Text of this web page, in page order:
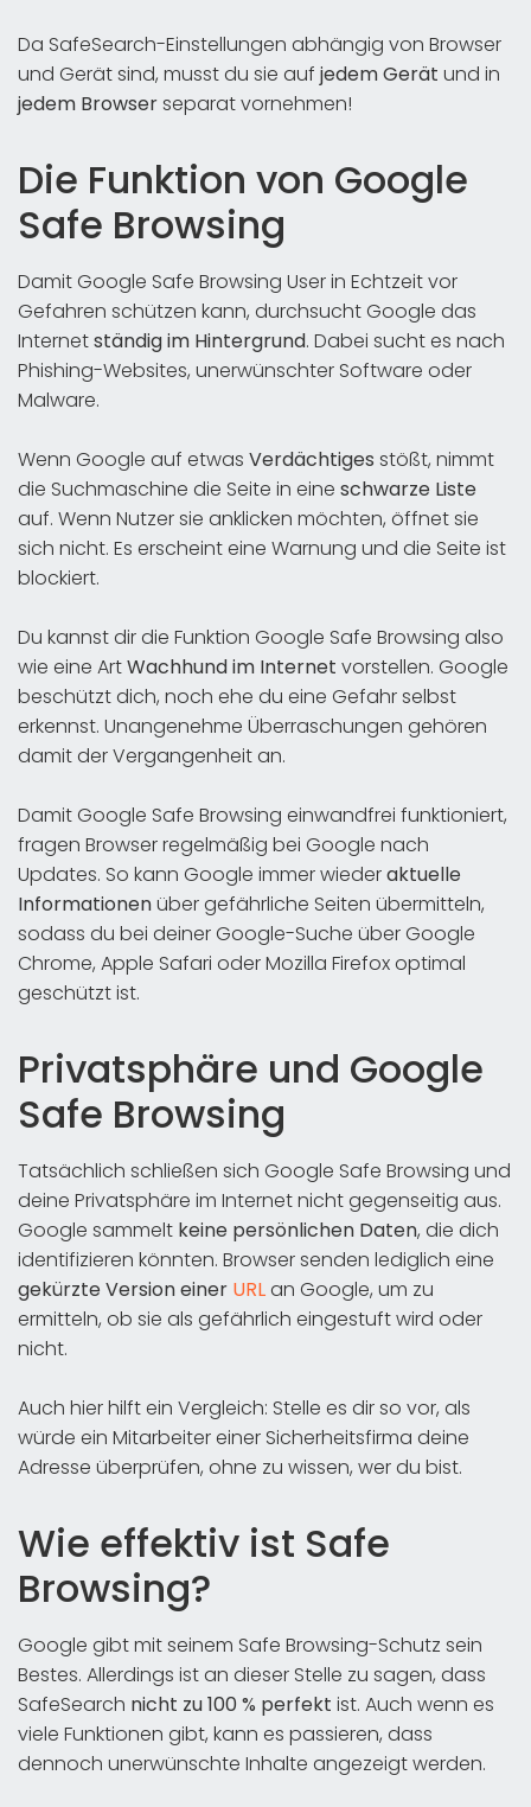
Da SafeSearch-Einstellungen abhängig von Browser
und Gerät sind, musst du sie auf jedemGerät und in
jedem Browserseparat vornehmen!
Die Funktion von Google
Safe Browsing
Damit Google Safe Browsing User in Echtzeit vor
Gefahren schützen kann, durchsucht Google das
Internetständig im Hintergrund. Dabei sucht es nach
Phishing-Websites, unerwünschter Software oder
Malware.
Wenn Google auf etwas Verdächtiges stößt, nimmt
die Suchmaschine die Seite in eine schwarze Liste
auf. Wenn Nutzer sie anklicken möchten, öffnet sie
sich nicht. Es erscheint eine Warnung und die Seite ist
blockiert.
Du kannst dir die Funktion Google Safe Browsing also
wie eine ArtWachhund im Internet vorstellen. Google
beschützt dich, noch ehe du eine Gefahr selbst
erkennst. Unangenehme Überraschungen gehören
damit der Vergangenheit an.
Damit Google Safe Browsing einwandfrei funktioniert,
fragen Browser regelmäßig bei Google nach
Updates. So kann Google immer wiederaktuelle
Informationenüber gefährliche Seiten übermitteln,
sodass du bei deiner Google-Suche über Google
Chrome, Apple Safari oder Mozilla Firefox optimal
geschützt ist.
Privatsphäre und Google
Safe Browsing
Tatsächlich schließen sich Google Safe Browsing und
deine Privatsphäre im Internet nicht gegenseitig aus.
Google sammelt keine persönlichen Daten, die dich
identifizieren könnten. Browser senden lediglich eine
gekürzte Version einer URLan Google, um zu
ermitteln, ob sie als gefährlich eingestuft wird oder
nicht.
Auch hier hilft ein Vergleich: Stelle es dir so vor, als
würde ein Mitarbeiter einer Sicherheitsfirma deine
Adresse überprüfen, ohne zu wissen, wer du bist.
Wie effektiv ist Safe
Browsing?
Google gibt mit seinem Safe Browsing-Schutz sein
Bestes. Allerdings ist an dieser Stelle zu sagen, dass
SafeSearch nicht zu 100 % perfekt ist. Auch wenn es
viele Funktionen gibt, kann es passieren, dass
dennoch unerwünschte Inhalte angezeigt werden.